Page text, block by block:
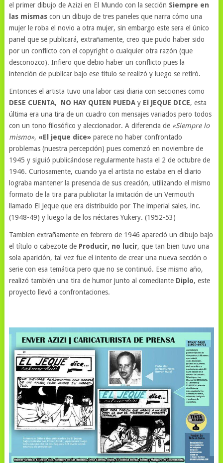
el primer dibujo de Azizi en El Mundo con la sección Siempre en
las mismascon un dibujo de tres paneles que narra cómo una
mujer le roba el novio a otra mujer, sin embargo este sera el único
panel que se publicará, extrañamente, creo que pudo haber sido
por un conflicto con el copyright o cualquier otra razón (que
desconozco). Infiero que debio haber un conflicto pues la
intención de publicar bajo ese titulo se realizó y luego se retiró.
Entonces el artista tuvo una labor casi diaria con secciones como
DESE CUENTA, NO HAY QUIEN PUEDAy El JEQUE DICE, esta
última era una tira de un cuadro con mensajes variados pero todos
con un tono filosófico y aleccionador. A diferencia de«Siempre lo
mismo», «El jeque dice»parece no haber confrontado
problemas (nuestra percepción) pues comenzó en noviembre de
1945 y siguió publicándose regularmente hasta el 2 de octubre de
1946. Curiosamente, cuando ya el artista no estaba en el diario
lograba mantener la presencia de sus creación, utilizando el mismo
formato de la tira para publicitar la imitación de un Vermouth
llamado El Jeque que era distribuido por The imperial sales, inc.
(1948-49) y luego la de los néctares Yukery. (1952-53)
Tambien extrañamente en febrero de 1946 apareció un dibujo bajo
el título o cabezote de Producir, no lucir, que tan bien tuvo una
sola aparición, tal vez fue el intento de crear una nueva sección o
serie con esa temática pero que no se continuó. Ese mismo año,
realizó también una tira de humor junto al comediante Diplo, este
proyecto llevó a confrontaciones.